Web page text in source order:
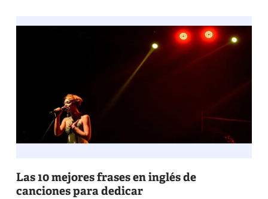
de
practicar
inglés
[Parte
1]
Las 10 mejores frases en inglés de
canciones para dedicar